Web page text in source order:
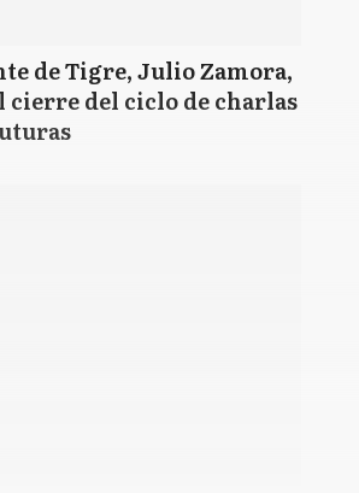
de Tigre, Julio Zamora,
cierre del ciclo de charlas